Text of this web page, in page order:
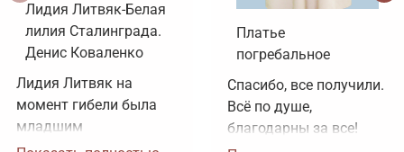
Лидия Литвяк-Белая
лилия Сталинграда.
Денис Коваленко
Лидия Литвяк на
момент гибели была
младшим
лейтенантом.
Платье
погребальное
Спасибо, все получили.
Всё по душе,
благодарны за все!